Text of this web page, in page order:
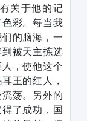
关于他的记
彩。每当我
的脑海，一
被天主拣选
，使他这个
王的红人，
荡。另外的
了成功，国